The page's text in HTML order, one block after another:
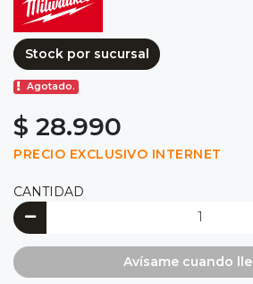
Stock por sucursal
Agotado.
$ 28.990
PRECIO EXCLUSIVO INTERNET
CANTIDAD
Avísame cuando